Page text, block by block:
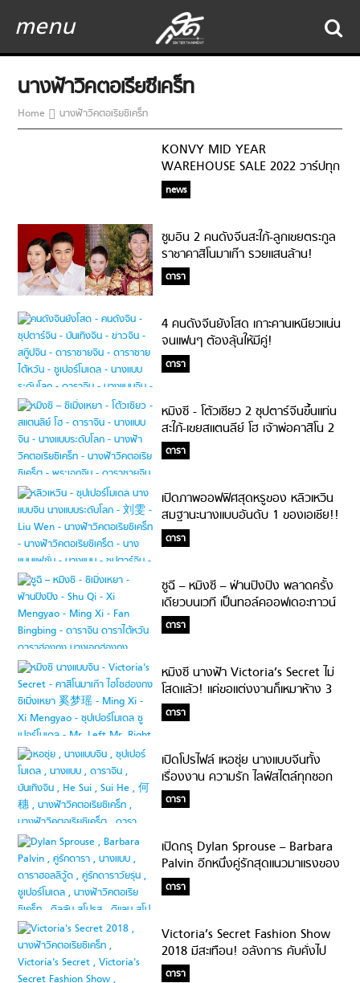
menu
นางฟ้าวิคตอเรียซีเคร็ท
Home นางฟ้าวิคตอเรียซีเคร็ท
KONVY MID YEAR
WAREHOUSE SALE 2022 วาร์ปทุก
Warehouse ช้อปมันส์ทุกโปร ลด
สูงสุด 90%
news
ซูมอิน 2 คนดังจีนสะใภ้-ลูกเขยตระกูล
ราชาคาสิโนมาเก๊า รวยแสนล้าน!
ดารา
4 คนดังจีนยังโสด เกาะคานเหนียวแน่น
จนแฟนๆ ต้องลุ้นให้มีคู่!
ดารา
หมิงซี -​ โต้วเซียว 2 ซุปตาร์จีนขึ้นแท่น
สะใภ้-เขยสแตนลีย์ โฮ เจ้าพ่อคาสิโน 2
พันล้าน!
ดารา
เปิดภาพออฟฟิศสุดหรูของ หลิวเหวิน
สมฐานะนางแบบอันดับ 1 ของเอเชีย!!
ดารา
ซูฉี – หมิงซี – ฟ่านปิงปิง พลาดครั้ง
เดียวบนเวที เป็นทอล์คออฟเดอะทาวน์
เบอร์นี้!?
ดารา
หมิงซี นางฟ้า Victoria’s Secret ไม่
โสดแล้ว! แค่ขอแต่งงานก็เหมาห้าง 3
ชั้น!
ดารา
เปิดโปรไฟล์ เหอซุ่ย นางแบบจีนทั้ง
เรื่องงาน ความรัก ไลฟ์สไตล์ทุกซอก
ทุกมุม!
ดารา
เปิดกรุ Dylan Sprouse – Barbara
Palvin อีกหนึ่งคู่รักสุดแนวมาแรงของ
ปี 2018
ดารา
Victoria’s Secret Fashion Show
2018 มีสะเทือน! อลังการ คับคั่งไป
ด้วยนางแบบและผู้ชายแซ่บ!
ดารา